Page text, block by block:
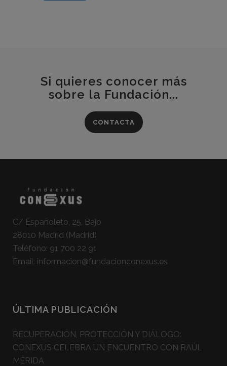
Si quieres conocer más
sobre la Fundación...
CONTACTA
C/ Españoleto, 25, Bajo
28010 Madrid (Madrid)
Teléfono: 91 700 22 91
Email: informacion@fundacionconexus.es
ÚLTIMA PUBLICACIÓN
RECUPERACIÓN, PROTECCIÓN Y DIÁLOGO:
CONEXUS CELEBRA UN ENCUENTRO CON RAÚL
MÉRIDA